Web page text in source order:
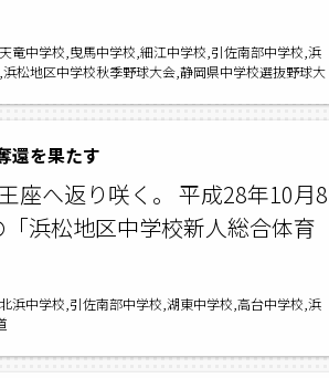
天竜中学校,曳馬中学校,細江中学校,引佐南部中学校,浜
松地区中学校秋季野球大会,静岡県中学校選抜野球大
還を果たす
座へ返り咲く。 平成28年10月8
浜松地区中学校新人総合体育
北浜中学校,引佐南部中学校,湖東中学校,高台中学校,浜